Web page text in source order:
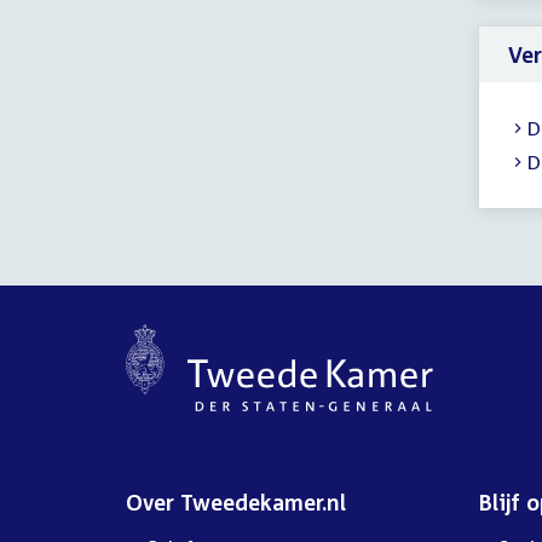
-
Over Tweedekamer.nl Blijf